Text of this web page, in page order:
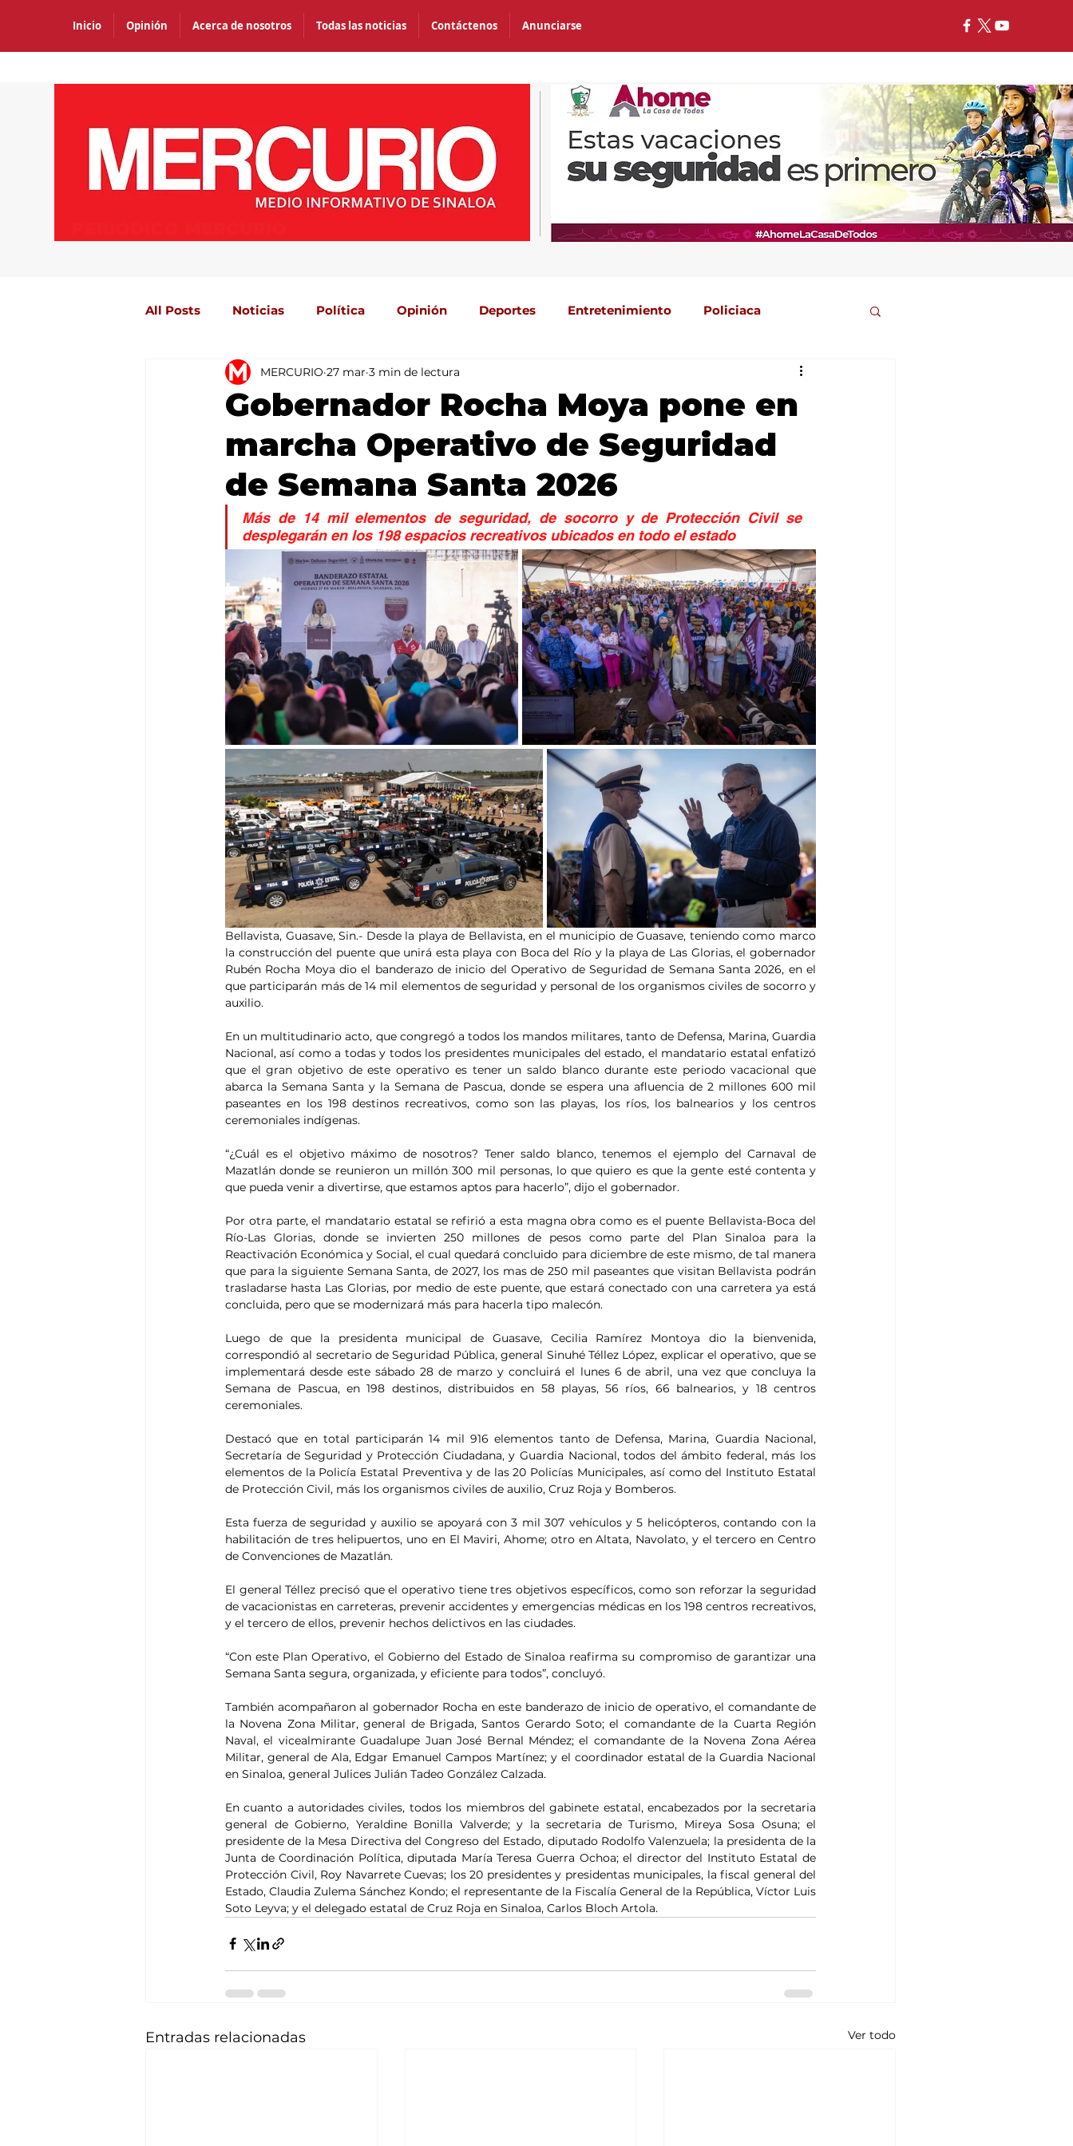
Inicio Opinión Acerca de nosotros Todas las noticias Contáctenos Anunciarse
All Posts Noticias Política Opinión Deportes Entretenimiento Policiaca
Agricultura México Mundo Portada 2
Gobernador Rocha Moya pone en
marcha Operativo de Seguridad
de Semana Santa 2026
MERCURIO 27 mar 3 min de lectura
Más de 14 mil elementos de seguridad, de socorro y de Protección Civil se
desplegarán en los 198 espacios recreativos ubicados en todo el estado
Bellavista, Guasave, Sin.- Desde la playa de Bellavista, en el municipio de Guasave, teniendo como marco
la construcción del puente que unirá esta playa con Boca del Río y la playa de Las Glorias, el gobernador
Rubén Rocha Moya dio el banderazo de inicio del Operativo de Seguridad de Semana Santa 2026, en el
que participarán más de 14 mil elementos de seguridad y personal de los organismos civiles de socorro y
auxilio.
En un multitudinario acto, que congregó a todos los mandos militares, tanto de Defensa, Marina, Guardia
Nacional, así como a todas y todos los presidentes municipales del estado, el mandatario estatal enfatizó
que el gran objetivo de este operativo es tener un saldo blanco durante este periodo vacacional que
abarca la Semana Santa y la Semana de Pascua, donde se espera una afluencia de 2 millones 600 mil
paseantes en los 198 destinos recreativos, como son las playas, los ríos, los balnearios y los centros
ceremoniales indígenas.
“¿Cuál es el objetivo máximo de nosotros? Tener saldo blanco, tenemos el ejemplo del Carnaval de
Mazatlán donde se reunieron un millón 300 mil personas, lo que quiero es que la gente esté contenta y
que pueda venir a divertirse, que estamos aptos para hacerlo”, dijo el gobernador.
Por otra parte, el mandatario estatal se refirió a esta magna obra como es el puente Bellavista-Boca del
Río-Las Glorias, donde se invierten 250 millones de pesos como parte del Plan Sinaloa para la
Reactivación Económica y Social, el cual quedará concluido para diciembre de este mismo, de tal manera
que para la siguiente Semana Santa, de 2027, los mas de 250 mil paseantes que visitan Bellavista podrán
trasladarse hasta Las Glorias, por medio de este puente, que estará conectado con una carretera ya está
concluida, pero que se modernizará más para hacerla tipo malecón.
Luego de que la presidenta municipal de Guasave, Cecilia Ramírez Montoya dio la bienvenida,
correspondió al secretario de Seguridad Pública, general Sinuhé Téllez López, explicar el operativo, que se
implementará desde este sábado 28 de marzo y concluirá el lunes 6 de abril, una vez que concluya la
Semana de Pascua, en 198 destinos, distribuidos en 58 playas, 56 ríos, 66 balnearios, y 18 centros
ceremoniales.
Destacó que en total participarán 14 mil 916 elementos tanto de Defensa, Marina, Guardia Nacional,
Secretaría de Seguridad y Protección Ciudadana, y Guardia Nacional, todos del ámbito federal, más los
elementos de la Policía Estatal Preventiva y de las 20 Policías Municipales, así como del Instituto Estatal
de Protección Civil, más los organismos civiles de auxilio, Cruz Roja y Bomberos.
Esta fuerza de seguridad y auxilio se apoyará con 3 mil 307 vehículos y 5 helicópteros, contando con la
habilitación de tres helipuertos, uno en El Maviri, Ahome; otro en Altata, Navolato, y el tercero en Centro
de Convenciones de Mazatlán.
El general Téllez precisó que el operativo tiene tres objetivos específicos, como son reforzar la seguridad
de vacacionistas en carreteras, prevenir accidentes y emergencias médicas en los 198 centros recreativos,
y el tercero de ellos, prevenir hechos delictivos en las ciudades.
“Con este Plan Operativo, el Gobierno del Estado de Sinaloa reafirma su compromiso de garantizar una
Semana Santa segura, organizada, y eficiente para todos”, concluyó.
También acompañaron al gobernador Rocha en este banderazo de inicio de operativo, el comandante de
la Novena Zona Militar, general de Brigada, Santos Gerardo Soto; el comandante de la Cuarta Región
Naval, el vicealmirante Guadalupe Juan José Bernal Méndez; el comandante de la Novena Zona Aérea
Militar, general de Ala, Edgar Emanuel Campos Martínez; y el coordinador estatal de la Guardia Nacional
en Sinaloa, general Julices Julián Tadeo González Calzada.
En cuanto a autoridades civiles, todos los miembros del gabinete estatal, encabezados por la secretaria
general de Gobierno, Yeraldine Bonilla Valverde; y la secretaria de Turismo, Mireya Sosa Osuna; el
presidente de la Mesa Directiva del Congreso del Estado, diputado Rodolfo Valenzuela; la presidenta de la
Junta de Coordinación Política, diputada María Teresa Guerra Ochoa; el director del Instituto Estatal de
Protección Civil, Roy Navarrete Cuevas; los 20 presidentes y presidentas municipales, la fiscal general del
Estado, Claudia Zulema Sánchez Kondo; el representante de la Fiscalía General de la República, Víctor Luis
Soto Leyva; y el delegado estatal de Cruz Roja en Sinaloa, Carlos Bloch Artola.
Entradas relacionadas Ver todo